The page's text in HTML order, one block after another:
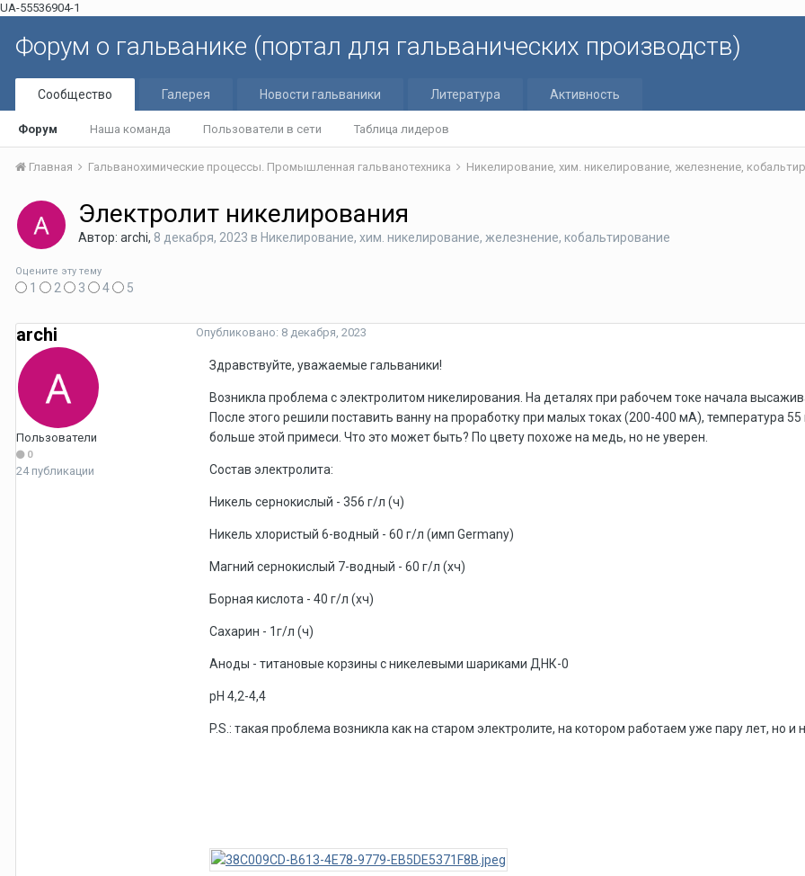
UA-55536904-1
Форум о гальванике (портал для гальванических производств)
Сообщество
Форум Наша команда Пользователи в сети Таблица лидеров
Галерея Новости гальваники Литература Активность
Главная Гальванохимические процессы. Промышленная гальванотехника Никелирование, хим. никелирование, железнение,
Электролит никелирования
Автор: archi, 8 декабря, 2023 в Никелирование, хим. никелирование, железнение, кобальтирование
Оцените эту тему
1 2 3 4 5
archi
Пользователи
0
24 публикации
Опубликовано: 8 декабря, 2023
Здравствуйте, уважаемые гальваники!
Возникла проблема с электролитом никелирования. На деталях при рабочем токе начала
После этого решили поставить ванну на проработку при малых токах (200-400 мА), температура
больше этой примеси. Что это может быть? По цвету похоже на медь, но не уверен.
Состав электролита:
Никель сернокислый - 356 г/л (ч)
Никель хлористый 6-водный - 60 г/л (имп Germany)
Магний сернокислый 7-водный - 60 г/л (хч)
Борная кислота - 40 г/л (хч)
Сахарин - 1г/л (ч)
Аноды - титановые корзины с никелевыми шариками ДНК-0
pH 4,2-4,4
P.S.: такая проблема возникла как на старом электролите, на котором работаем уже пару лет, но